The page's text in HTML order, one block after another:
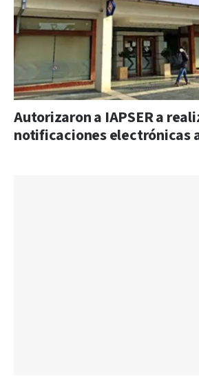
Autorizaron a IAPSER a
notificaciones electrónicas